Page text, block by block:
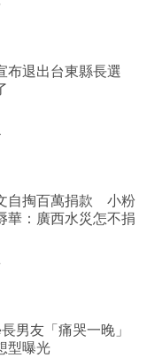
布退出台東縣長選
自掏百萬捐款 小粉
華：廣西水災怎不捐
男友「痛哭一晚」
型曝光